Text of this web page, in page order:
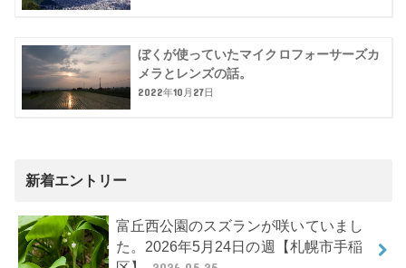
ぼくが使っていたマイクロフォーサーズカ
メラとレンズの話。
2022年10月27日
新着エントリー
富丘西公園のスズランが咲いていまし
た。2026年5月24日の週【札幌市手稲